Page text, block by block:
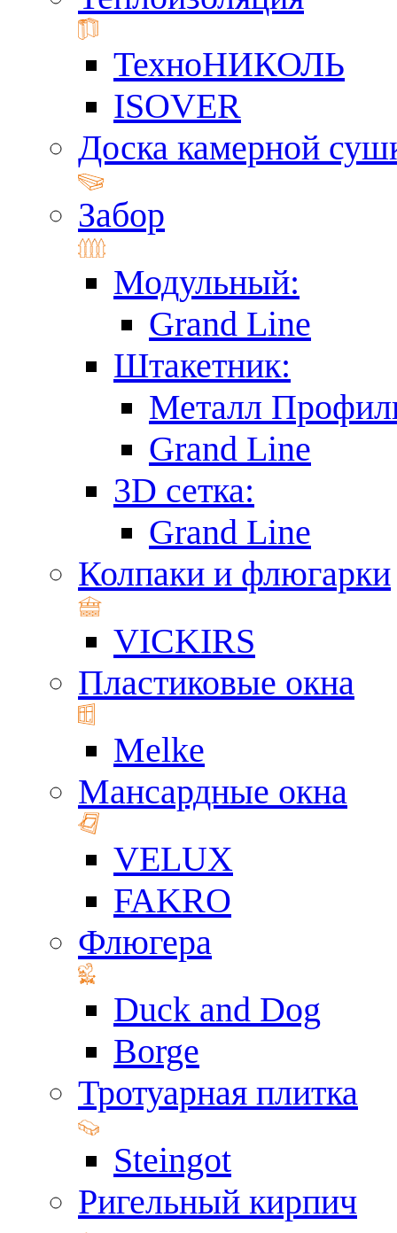
ТехноНИКОЛЬ
ISOVER
Доска камерной
Забор
Модульный:
Grand Line
Штакетник:
Металл
Grand Line
3D сетка:
Grand Line
Колпаки и флюгарки
VICKIRS
Пластиковые окна
Melke
Мансардные окна
VELUX
FAKRO
Флюгера
Duck and Dog
Borge
Тротуарная плитка
Steingot
Ригельный кирпич